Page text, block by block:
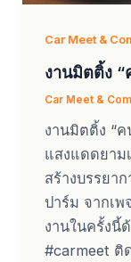
Car Meet &
งานมิตติ้ง
Car Meet &
งานมิตติ้ง “
แสงแดดยาม
สร้างบรรยา
ปาร์ม จากเ
งานในครั้งนี้
#carmeet ติ